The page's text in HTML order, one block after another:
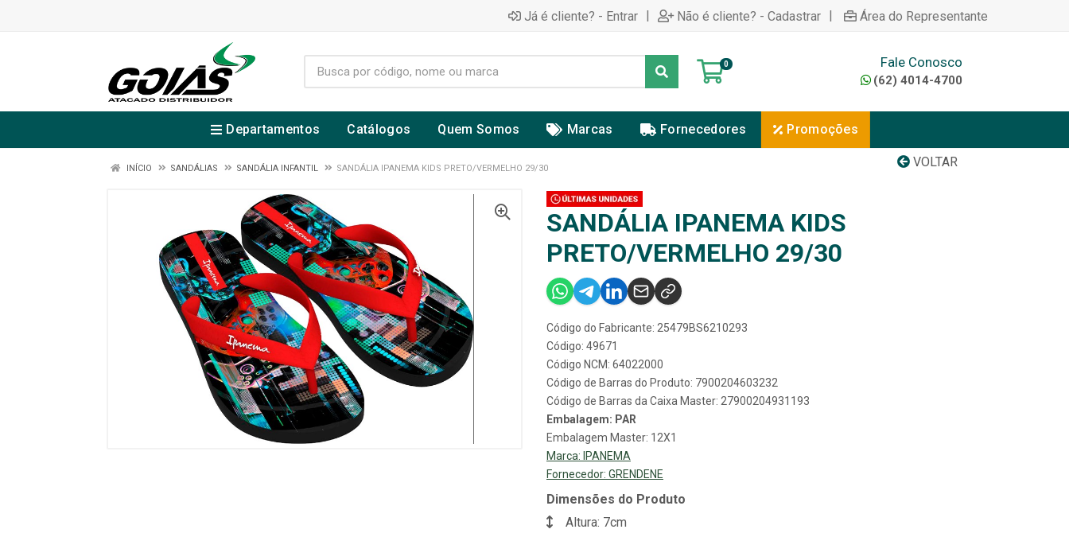
Já é cliente? - Entrar | Não é cliente? - Cadastrar | Área do Representante
0 Fale Conosco
(62) 4014-4700
Departamentos Catálogos Quem Somos Marcas Fornecedores Promoções
VOLTAR
INÍCIO SANDÁLIAS SANDÁLIA INFANTIL SANDÁLIA IPANEMA KIDS PRETO/VERMELHO 29/30
SANDÁLIA IPANEMA KIDS
PRETO/VERMELHO 29/30
Código do Fabricante: 25479BS6210293
Código: 49671
Código NCM: 64022000
Código de Barras do Produto: 7900204603232
Código de Barras da Caixa Master: 27900204931193
Embalagem: PAR
Embalagem Master: 12X1
Marca: IPANEMA
Fornecedor: GRENDENE
Dimensões do Produto
Altura: 7cm